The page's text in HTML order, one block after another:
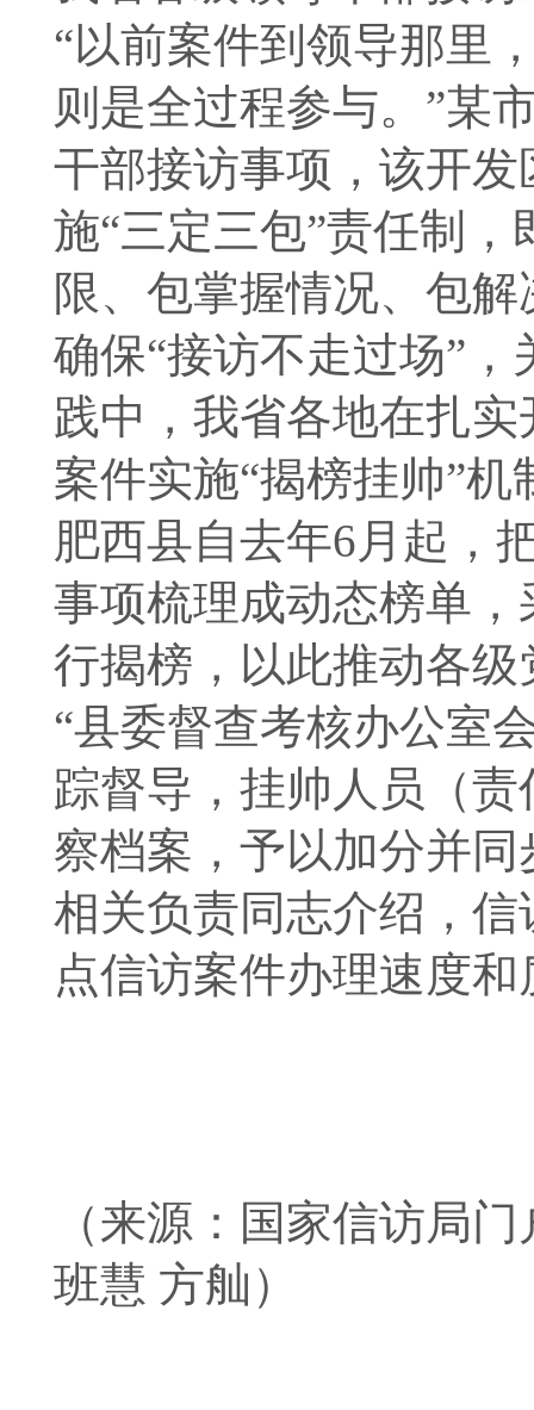
“以前案件到领导那里
则是全过程参与。”某
干部接访事项，该开
施“三定三包”责任制
限、包掌握情况、包
确保“接访不走过场”
践中，我省各地在扎
案件实施“揭榜挂帅”
肥西县自去年6月起，
事项梳理成动态榜单
行揭榜，以此推动各
“县委督查考核办公室
踪督导，挂帅人员（
察档案，予以加分并
相关负责同志介绍，
点信访案件办理速度
（来源：国家信访局
班慧 方舢）